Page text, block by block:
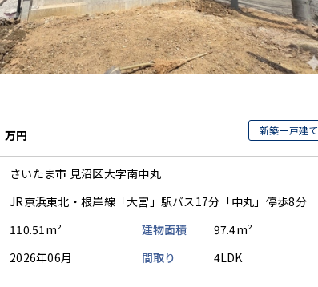
万円 新築一戸建て
さいたま市 見沼区大字南中丸
JR京浜東北・根岸線「大宮」駅バス17分「中丸」停歩8分
110.51m² 建物面積
97.4m²
2026年06月 間取り 4LDK